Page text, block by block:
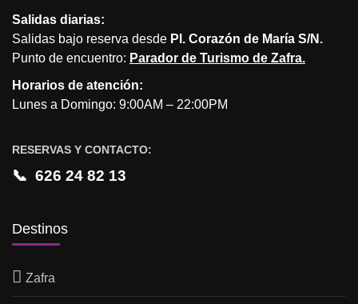
Salidas diarias:
Salidas bajo reserva desde Pl. Corazón de María S/N.
Punto de encuentro: Parador de Turismo de Zafra.
Horarios de atención:
Lunes a Domingo: 9:00AM – 22:00PM
RESERVAS Y CONTACTO:
📞 626 24 82 13
Destinos
Zafra